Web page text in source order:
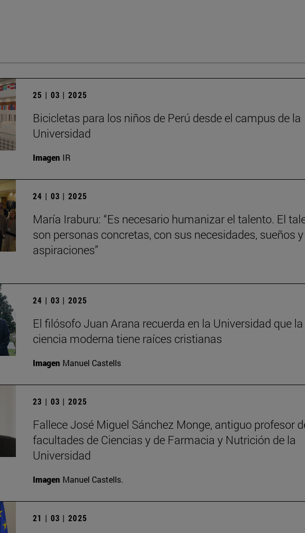
25 | 03 | 2025
Bicicletas para los niños de Perú desde el campus de la
Universidad
Imagen IR
24 | 03 | 2025
María Iraburu: “Es necesario humanizar el talento. El
son personas concretas, con sus necesidades, sueños y
aspiraciones”
24 | 03 | 2025
El filósofo Juan Arana recuerda en la Universidad que la
ciencia moderna tiene raíces cristianas
Imagen Manuel Castells
23 | 03 | 2025
Fallece José Miguel Sánchez Monge, antiguo profesor
facultades de Ciencias y de Farmacia y Nutrición de la
Universidad
Imagen Manuel Castells.
21 | 03 | 2025